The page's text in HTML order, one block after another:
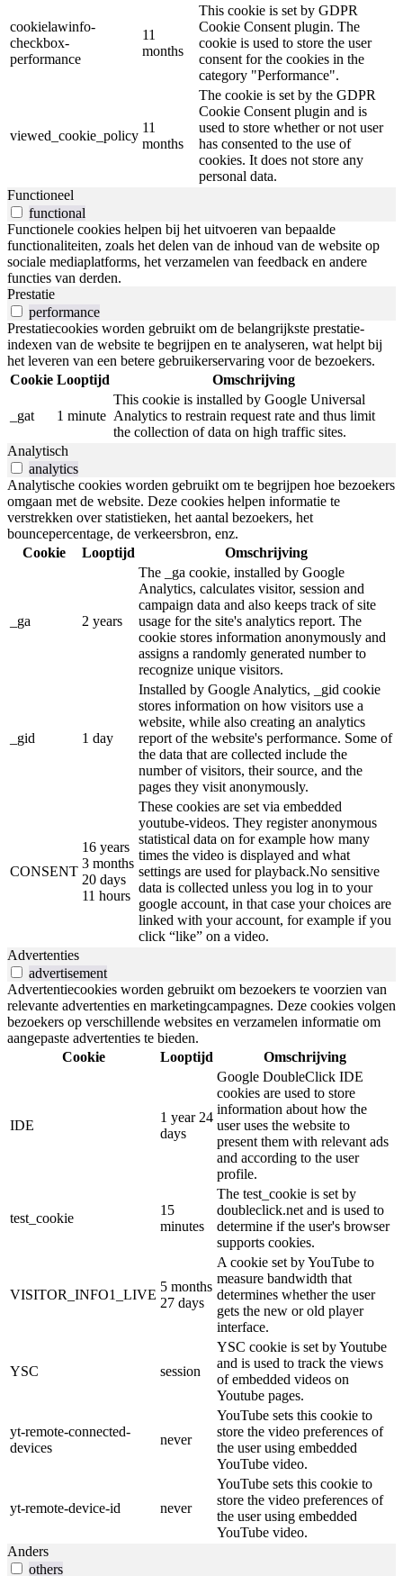
cookielawinfo-
checkbox-
performance
11
months
This cookie is set by GDPR
Cookie Consent plugin. The
cookie is used to store the user
consent for the cookies in the
category "Performance".
viewed_cookie_policy
11
months
The cookie is set by the GDPR
Cookie Consent plugin and is
used to store whether or not user
has consented to the use of
cookies. It does not store any
personal data.
Functioneel
functional
Functionele cookies helpen bij het uitvoeren van bepaalde
functionaliteiten, zoals het delen van de inhoud van de website op
sociale mediaplatforms, het verzamelen van feedback en andere
functies van derden.
Prestatie
performance
Prestatiecookies worden gebruikt om de belangrijkste prestatie-
indexen van de website te begrijpen en te analyseren, wat helpt bij
het leveren van een betere gebruikerservaring voor de bezoekers.
Cookie Looptijd Omschrijving
_gat 1 minute
This cookie is installed by Google Universal
Analytics to restrain request rate and thus limit
the collection of data on high traffic sites.
Analytisch
analytics
Analytische cookies worden gebruikt om te begrijpen hoe bezoekers
omgaan met de website. Deze cookies helpen informatie te
verstrekken over statistieken, het aantal bezoekers, het
bouncepercentage, de verkeersbron, enz.
Cookie
Looptijd Omschrijving
_ga 2 years
The _ga cookie, installed by Google
Analytics, calculates visitor, session and
campaign data and also keeps track of site
usage for the site's analytics report. The
cookie stores information anonymously and
assigns a randomly generated number to
recognize unique visitors.
_gid 1 day
Installed by Google Analytics, _gid cookie
stores information on how visitors use a
website, while also creating an analytics
report of the website's performance. Some of
the data that are collected include the
number of visitors, their source, and the
pages they visit anonymously.
CONSENT
16 years
3 months
20 days
11 hours
These cookies are set via embedded
youtube-videos. They register anonymous
statistical data on for example how many
times the video is displayed and what
settings are used for playback.No sensitive
data is collected unless you log in to your
google account, in that case your choices are
linked with your account, for example if you
click “like” on a video.
Advertenties
advertisement
Advertentiecookies worden gebruikt om bezoekers te voorzien van
relevante advertenties en marketingcampagnes. Deze cookies volgen
bezoekers op verschillende websites en verzamelen informatie om
aangepaste advertenties te bieden.
Cookie
Looptijd Omschrijving
IDE
1 year 24
days
Google DoubleClick IDE
cookies are used to store
information about how the
user uses the website to
present them with relevant ads
and according to the user
profile.
test_cookie
15
minutes
The test_cookie is set by
doubleclick.net and is used to
determine if the user's browser
supports cookies.
VISITOR_INFO1_LIVE
5 months
27 days
A cookie set by YouTube to
measure bandwidth that
determines whether the user
gets the new or old player
interface.
YSC session
YSC cookie is set by Youtube
and is used to track the views
of embedded videos on
Youtube pages.
yt-remote-connected-
devices
never
YouTube sets this cookie to
store the video preferences of
the user using embedded
YouTube video.
yt-remote-device-id never
YouTube sets this cookie to
store the video preferences of
the user using embedded
YouTube video.
Anders
others